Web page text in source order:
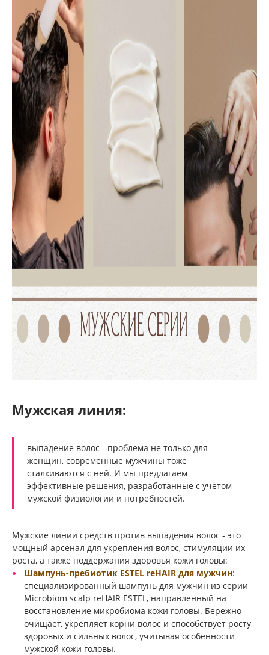
Мужская линия:
выпадение волос - проблема не только для
женщин, современные мужчины тоже
сталкиваются с ней. И мы предлагаем
эффективные решения, разработанные с учетом
мужской физиологии и потребностей.
Мужские линии средств против выпадения волос - это
мощный арсенал для укрепления волос, стимуляции их
роста, а также поддержания здоровья кожи головы:
Шампунь-пребиотик ESTEL reHAIR для мужчин:
специализированный шампунь для мужчин из серии
Microbiom scalp reHAIR ESTEL, направленный на
восстановление микробиома кожи головы. Бережно
очищает, укрепляет корни волос и способствует росту
здоровых и сильных волос, учитывая особенности
мужской кожи головы.